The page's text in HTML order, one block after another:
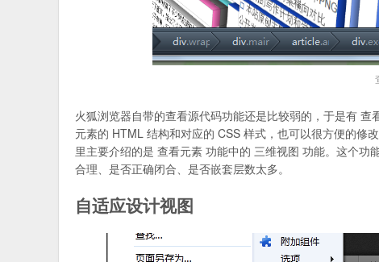
火狐浏览器自带的查看源代码功能还是比较弱的，于是有
元素的 HTML 结构和对应的 CSS 样式，也可以很方便的修
里主要介绍的是 查看元素 功能中的 三维视图 功能。这个
合理、是否正确闭合、是否嵌套层数太多。
自适应设计视图